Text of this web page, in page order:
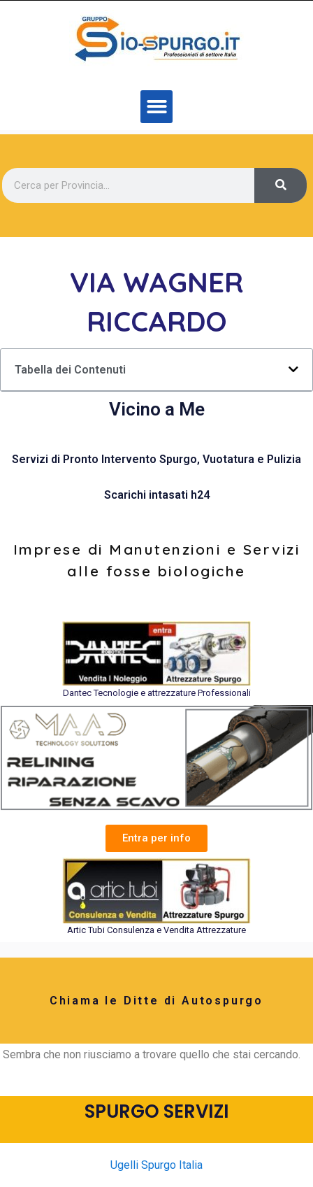
VIA WAGNER
RICCARDO
Tabella dei Contenuti
Vicino a Me
Servizi di Pronto Intervento Spurgo, Vuotatura e Pulizia
Scarichi intasati h24
Imprese di Manutenzioni e Servizi
alle fosse biologiche
Dantec Tecnologie e attrezzature Professionali
Entra per info
Artic Tubi Consulenza e Vendita Attrezzature
Chiama le Ditte di Autospurgo
Sembra che non riusciamo a trovare quello che stai cercando.
SPURGO SERVIZI
Ugelli Spurgo Italia